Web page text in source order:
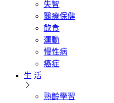
失智
醫療保健
飲食
運動
慢性病
癌症
生 活
熟齡學習